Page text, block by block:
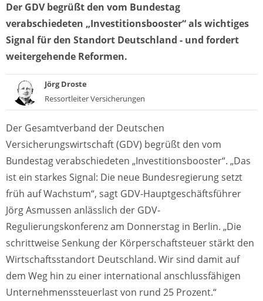
Der GDV begrüßt den vom Bundestag
verabschiedeten „Investitionsbooster“ als wichtiges
Signal für den Standort Deutschland - und fordert
weitergehende Reformen.
Jörg Droste
Ressortleiter Versicherungen
Der Gesamtverband der Deutschen
Versicherungswirtschaft (GDV) begrüßt den vom
Bundestag verabschiedeten „Investitionsbooster“. „Das
ist ein starkes Signal: Die neue Bundesregierung setzt
früh auf Wachstum“, sagt GDV-Hauptgeschäftsführer
Jörg Asmussen anlässlich der GDV-
Regulierungskonferenz am Donnerstag in Berlin. „Die
schrittweise Senkung der Körperschaftsteuer stärkt den
Wirtschaftsstandort Deutschland. Wir sind damit auf
dem Weg hin zu einer international anschlussfähigen
Unternehmenssteuerlast von rund 25 Prozent.“